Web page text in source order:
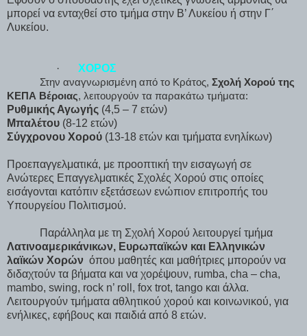
μπορεί να ενταχθεί στο τμήμα στην Β’ Λυκείου ή στην Γ΄
Λυκείου.
· ΧΟΡΟΣ
Στην αναγνωρισμένη από το Κράτος, Σχολή Χορού της
ΚΕΠΑ Βέροιας, λειτουργούν τα παρακάτω τμήματα:
Ρυθμικής Αγωγής (4,5 – 7 ετών)
Μπαλέτου (8-12 ετών)
Σύγχρονου Χορού (13-18 ετών και τμήματα ενηλίκων)
Προεπαγγελματικά, με προοπτική την εισαγωγή σε
Ανώτερες Επαγγελματικές Σχολές Χορού στις οποίες
εισάγονται κατόπιν εξετάσεων ενώπιον επιτροπής του
Υπουργείου Πολιτισμού.
Παράλληλα με τη Σχολή Χορού λειτουργεί τμήμα
Λατινοαμερικάνικων, Ευρωπαϊκών και Ελληνικών
λαϊκών Χορών όπου μαθητές και μαθήτριες μπορούν να
διδαχτούν τα βήματα και να χορέψουν, rumba, cha – cha,
mambo, swing, rock n’ roll , fox trot, tango και άλλα.
Λειτουργούν τμήματα αθλητικού χορού και κοινωνικού, για
ενήλικες, εφήβους και παιδιά από 8 ετών.